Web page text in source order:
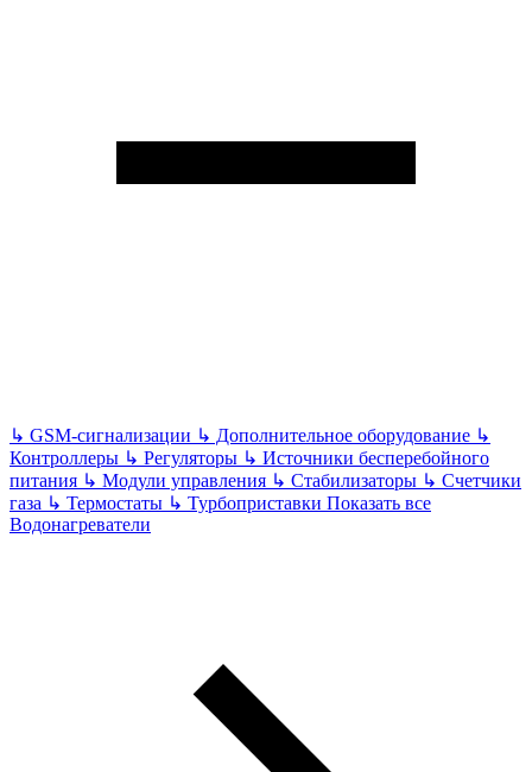
↳ GSM-сигнализации ↳ Дополнительное оборудование ↳
Контроллеры ↳ Регуляторы ↳ Источники бесперебойного
питания ↳ Модули управления ↳ Стабилизаторы ↳ Счетчики
газа ↳ Термостаты ↳ Турбоприставки Показать все
Водонагреватели